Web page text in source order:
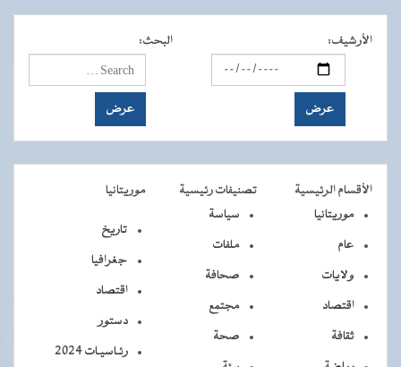
الأرشيف: البحث:
الأقسام الرئيسية تصنيفات رئيسية
موريتانيا
موريتانيا
عام
ولايات
اقتصاد
ثقافة
سياسة
ملفات
صحافة
مجتمع
صحة
تاريخ
جغرافيا
اقتصاد
دستور
رئـاسيـات 2024